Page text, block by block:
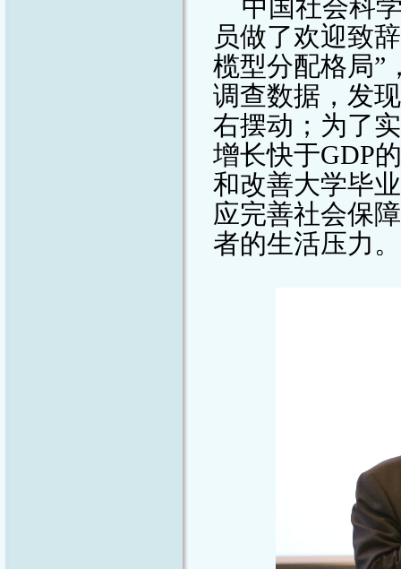
中国社会科
员做了欢迎致
榄型分配格局”
调查数据，发
右摆动；为了
增长快于GDP
和改善大学毕
应完善社会保
者的生活压力。